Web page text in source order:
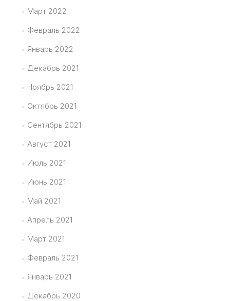
Март 2022
Февраль 2022
Январь 2022
Декабрь 2021
Ноябрь 2021
Октябрь 2021
Сентябрь 2021
Август 2021
Июль 2021
Июнь 2021
Май 2021
Апрель 2021
Март 2021
Февраль 2021
Январь 2021
Декабрь 2020